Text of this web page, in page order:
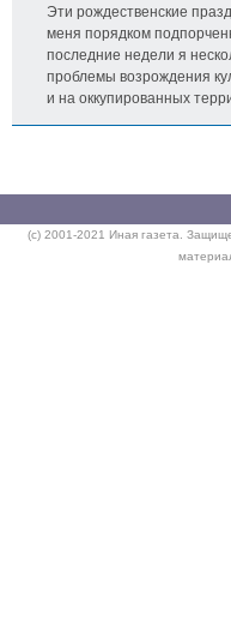
Эти рождественские
меня порядком
последние недели я
проблемы возрождения
и на оккупированных
(c) 2001-2021 Иная газета.